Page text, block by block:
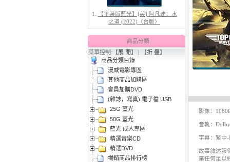
(2026)[台版字幕]
3. 【平裝版藍光】[英] 曼達洛人與
古古 (2026)[台版字幕]
商品分類
菜單控制:【展 開】 | 【折 疊】
商品分類目錄
漫威電影專區
其他商品加購區
會員加購DVD
(雜誌，寫真) 電子檔 USB
25G 藍光
50G 藍光
藍光 成人專區
精選音樂CD
精選DVD
暢銷商品排行榜
影像：
音軌：
字幕：繁中
故事敘述服
棄任何足以